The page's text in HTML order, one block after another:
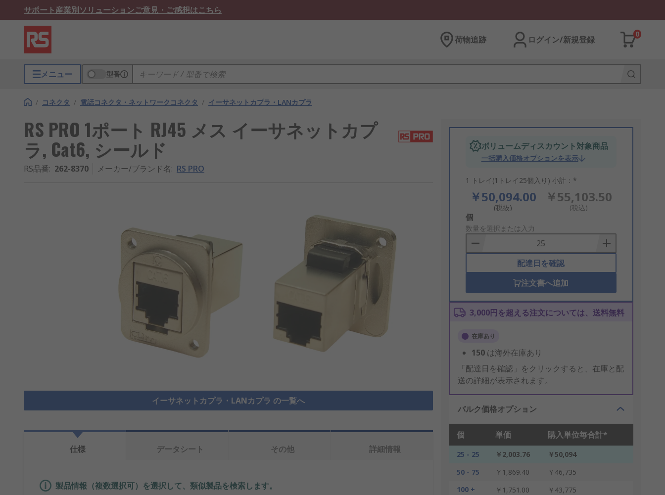
サポート産業別ソリューションご意見・ご感想はこちら
荷物追跡 ログイン/新規登録
0
メニュー 型番
/ コネクタ / 電話コネクタ・ネットワークコネクタ / イーサネットカプラ・LANカプラ
RS PRO 1ポート RJ45 メス イーサネットカプ
ラ, Cat6, シールド
RS品番: 262-8370 メーカー/ブランド名: RS PRO
イーサネットカプラ・LANカプラ の一覧へ
ボリュームディスカウント対象商品
一括購入価格オプションを表示
1 トレイ(1トレイ25個入り) 小計：*
￥50,094.00
(税抜)
￥55,103.50
(税込)
Add
to
Basket
個
数量を選択または入力
配達日を確認
注文書へ追加
3,000円を超える注文については、送料無料
在庫あり
150 は海外在庫あり
「配達日を確認」をクリックすると、在庫と配
送の詳細が表示されます。
バルク価格オプション
個 単価 購入単位毎合計*
25 - 25 ￥2,003.76
￥50,094
50 - 75
￥1,869.40
￥46,735
100 +
￥1,751.00 ￥43,775
仕様 データシート その他 詳細情報
製品情報（複数選択可）を選択して、類似製品を検索します。